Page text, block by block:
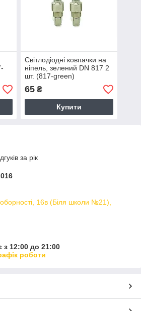
Світлодіодні ковпачки на
ніпель, зелений DN 817 2
шт. (817-green)
65₴
Купити
за рік
16в (Біля школи №21),
з 12:00 до 21:00
роботи